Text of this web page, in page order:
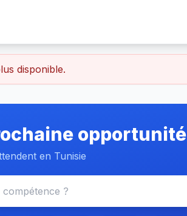
disponible.
opportunité
en Tunisie